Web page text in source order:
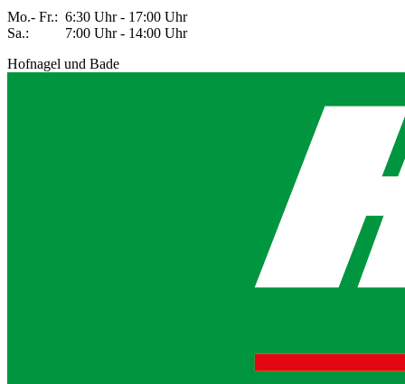
Mo.- Fr.: 6:30 Uhr - 17:00 Uhr
Sa.: 7:00 Uhr - 14:00 Uhr
Hofnagel und Bade